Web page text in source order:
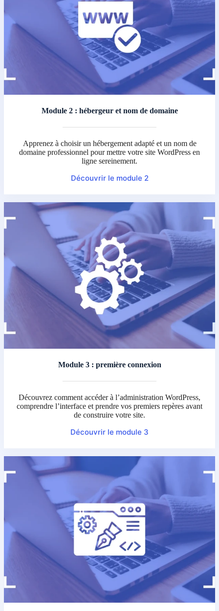
Module 2 : hébergeur et nom de domaine
Apprenez à choisir un hébergement adapté et un nom de
domaine professionnel pour mettre votre site WordPress en
ligne sereinement.
Découvrir le module 2
Module 3 : première connexion
Découvrez comment accéder à l’administration WordPress,
comprendre l’interface et prendre vos premiers repères avant
de construire votre site.
Découvrir le module 3